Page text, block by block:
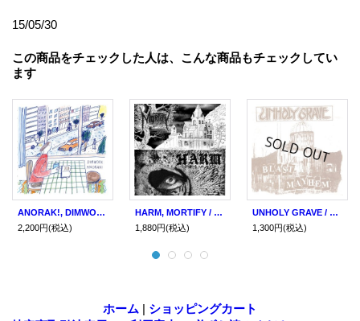
15/05/30
この商品をチェックした人は、こんな商品もチェックしてい
ます
ANORAK!, DIMWORK / Split (7ep) Shore & woods
2,200円(税込)
HARM, MORTIFY / Split (7ep) 625 thrashcore
1,880円(税込)
UNHOLY GRAVE / Blast mayhem (cd) Deathmutt
1,300円(税込)
ホーム | ショッピングカート